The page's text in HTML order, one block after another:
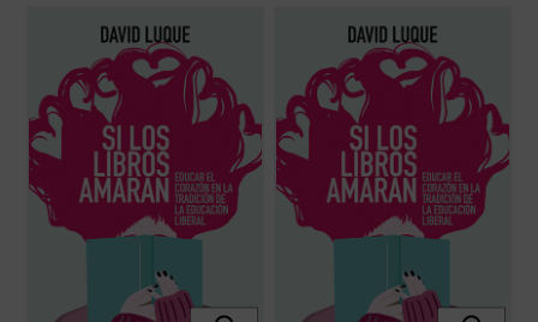
David Luque investiga la teoría de la
«educación liberal» a fin de hablar sobre el
amor: el amor a los libros, el amor a las
criaturas y el amor divino. Un conjunto de
ensayos que pueden ser leídos
separadamente o en conjunto por
cualquiera ...
(ver ficha)
David Luque investiga la teoría de la
«educación liberal» a fin de hablar sobre el
amor: el amor a los libros, el amor a las
criaturas y el amor divino. Un conjunto de
ensayos que pueden ser leídos
separadamente o en conjunto por
cualquiera ...
(ver ficha)